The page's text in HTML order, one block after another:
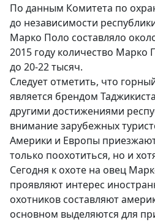
По данным Комитета по
до независимости
Марко Поло составляло
2015 году количество Марко
до 20-22 тысяч.
Следует отметить, что
является брендом
другими достижениями
внимание зарубежных
Америки и Европы
только поохотиться, но и
Сегодня к охоте на овец
проявляют интерес
охотников составляют
основном выделяются для